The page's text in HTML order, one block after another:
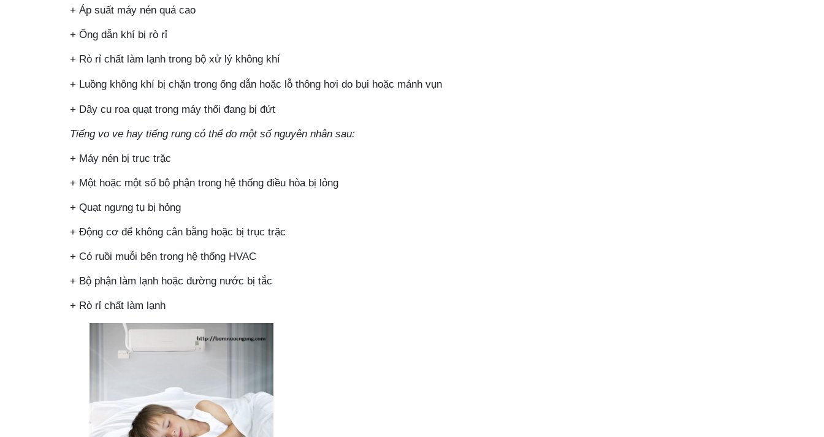
+ Áp suất máy nén quá cao
+ Ống dẫn khí bị rò rỉ
+ Rò rỉ chất làm lạnh trong bộ xử lý không khí
+ Luồng không khí bị chặn trong ống dẫn hoặc lỗ thông hơi do bụi hoặc mảnh vụn
+ Dây cu roa quạt trong máy thổi đang bị đứt
Tiếng vo ve hay tiếng rung có thể do một số nguyên nhân sau:
+ Máy nén bị trục trặc
+ Một hoặc một số bộ phận trong hệ thống điều hòa bị lỏng
+ Quạt ngưng tụ bị hỏng
+ Động cơ để không cân bằng hoặc bị trục trặc
+ Có ruồi muỗi bên trong hệ thống HVAC
+ Bộ phận làm lạnh hoặc đường nước bị tắc
+ Rò rỉ chất làm lạnh